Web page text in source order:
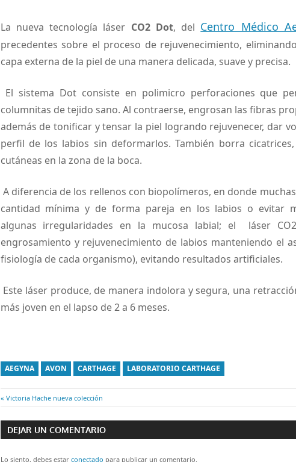
La nueva tecnología láser CO2 Dot, del Centro Médico
precedentes sobre el proceso de rejuvenecimiento,
capa externa de la piel de una manera delicada, suave y precisa.
El sistema Dot consiste en polimicro perforaciones que
columnitas de tejido sano. Al contraerse, engrosan las fibras
además de tonificar y tensar la piel logrando rejuvenecer, dar
perfil de los labios sin deformarlos. También borra
cutáneas en la zona de la boca.
A diferencia de los rellenos con biopolímeros, en donde
cantidad mínima y de forma pareja en los labios o evitar
algunas irregularidades en la mucosa labial; el láser
engrosamiento y rejuvenecimiento de labios manteniendo el
fisiología de cada organismo), evitando resultados artificiales.
Este láser produce, de manera indolora y segura, una
más joven en el lapso de 2 a 6 meses.
AEGYNA AVON CARTHAGE LABORATORIO CARTHAGE
Navegación
de
Entrada
anterior:
Victoria Hache nueva colección
DEJAR UN COMENTARIO
Lo siento, debes estar conectado para publicar un comentario.